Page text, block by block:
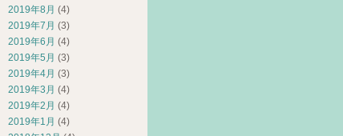
2019年8月 (4)
2019年7月 (3)
2019年6月 (4)
2019年5月 (3)
2019年4月 (3)
2019年3月 (4)
2019年2月 (4)
2019年1月 (4)